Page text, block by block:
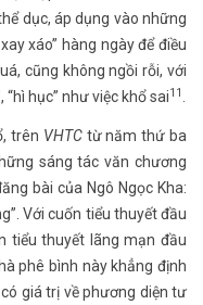
dục, áp dụng vào những
xáo” hàng ngày để điều
cũng không ngồi rỗi, với
hục” như việc khổ sai11
trên VHTCtừ năm thứ ba
sáng tác văn chương
bài của Ngô Ngọc Kha:
Với cuốn tiểu thuyết đầu
tiểu thuyết lãng mạn đầu
phê bình này khẳng định
giá trị về phương diện tư